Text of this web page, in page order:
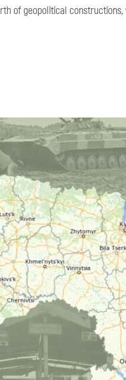
of geopolitical